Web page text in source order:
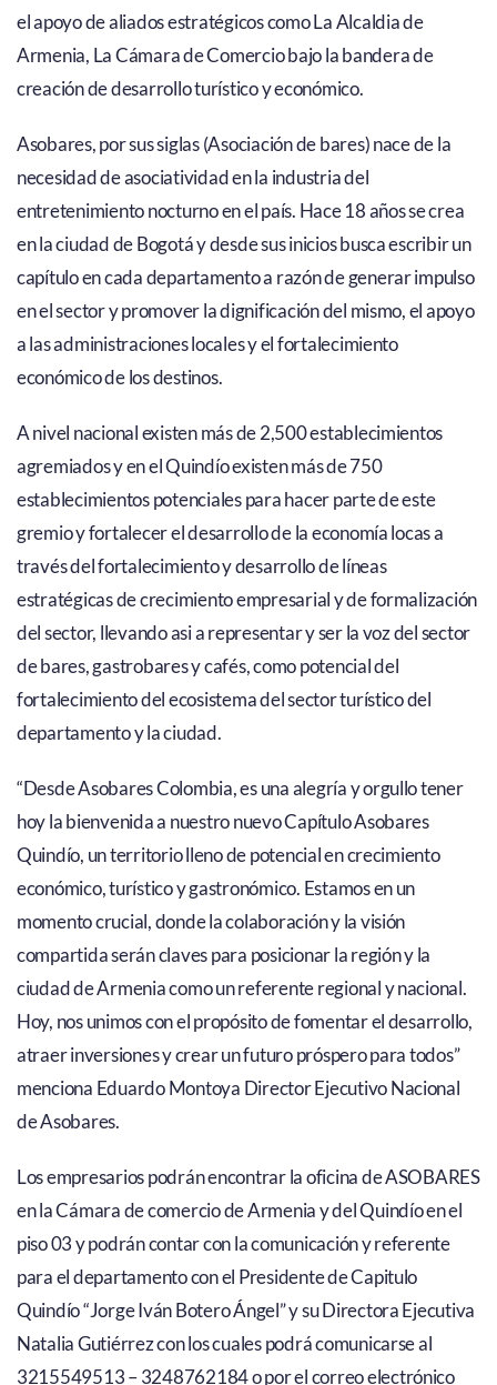
el apoyo de aliados estratégicos como La Alcaldia de
Armenia, La Cámara de Comercio bajo la bandera de
creación de desarrollo turístico y económico.
Asobares, por sus siglas (Asociación de bares) nace de la
necesidad de asociatividad en la industria del
entretenimiento nocturno en el país. Hace 18 años se crea
en la ciudad de Bogotá y desde sus inicios busca escribir un
capítulo en cada departamento a razón de generar impulso
en el sector y promover la dignificación del mismo, el apoyo
a las administraciones locales y el fortalecimiento
económico de los destinos.
A nivel nacional existen más de 2,500 establecimientos
agremiados y en el Quindío existen más de 750
establecimientos potenciales para hacer parte de este
gremio y fortalecer el desarrollo de la economía locas a
través del fortalecimiento y desarrollo de líneas
estratégicas de crecimiento empresarial y de formalización
del sector, llevando asi a representar y ser la voz del sector
de bares, gastrobares y cafés, como potencial del
fortalecimiento del ecosistema del sector turístico del
departamento y la ciudad.
“Desde Asobares Colombia, es una alegría y orgullo tener
hoy la bienvenida a nuestro nuevo Capítulo Asobares
Quindío, un territorio lleno de potencial en crecimiento
económico, turístico y gastronómico. Estamos en un
momento crucial, donde la colaboración y la visión
compartida serán claves para posicionar la región y la
ciudad de Armenia como un referente regional y nacional.
Hoy, nos unimos con el propósito de fomentar el desarrollo,
atraer inversiones y crear un futuro próspero para todos”
menciona Eduardo Montoya Director Ejecutivo Nacional
de Asobares.
Los empresarios podrán encontrar la oficina de ASOBARES
en la Cámara de comercio de Armenia y del Quindío en el
piso 03 y podrán contar con la comunicación y referente
para el departamento con el Presidente de Capitulo
Quindío “Jorge Iván Botero Ángel” y su Directora Ejecutiva
Natalia Gutiérrez con los cuales podrá comunicarse al
3215549513 – 3248762184 o por el correo electrónico